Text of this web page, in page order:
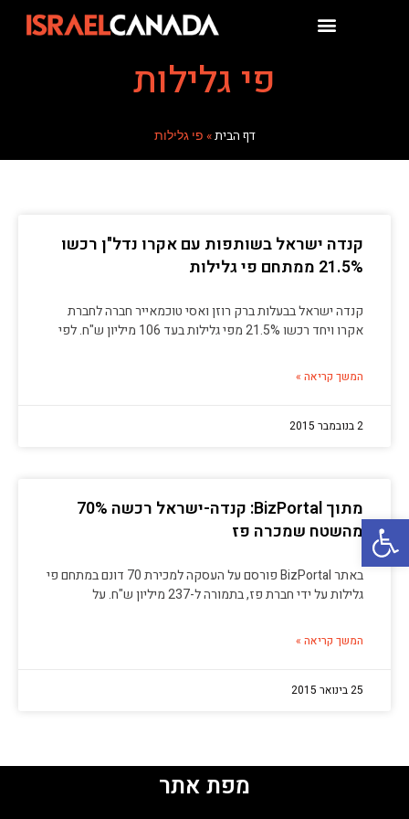
פתח סרגל נגישות
פי גלילות
דף הבית» פי גלילות
קנדה ישראל בשותפות עם אקרו נדל"ן רכשו
21.5% ממתחם פי גלילות
קנדה ישראל בבעלות ברק רוזן ואסי טוכמאייר חברה לחברת
אקרו ויחד רכשו 21.5% מפי גלילות בעד 106 מיליון ש"ח. לפי
המשך קריאה »
2 בנובמבר 2015
מתוך BizPortal: קנדה-ישראל רכשה 70%
מהשטח שמכרה פז
באתר BizPortal פורסם על העסקה למכירת 70 דונם במתחם פי
גלילות על ידי חברת פז, בתמורה ל-237 מיליון ש"ח. על
המשך קריאה »
25 בינואר 2015
מפת אתר